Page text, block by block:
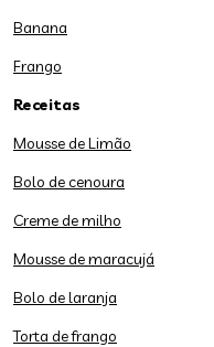
Banana
Frango
Receitas
Mousse de Limão
Bolo de cenoura
Creme de milho
Mousse de maracujá
Bolo de laranja
Torta de frango